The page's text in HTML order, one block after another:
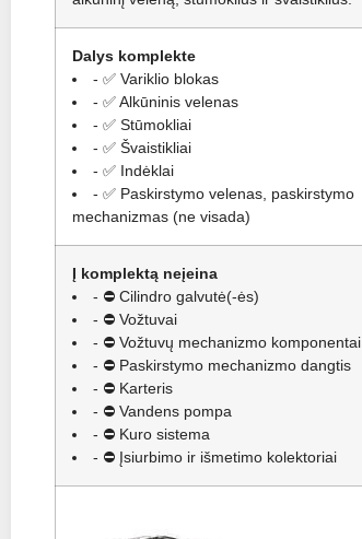
Dalys komplekte
- ✅ Variklio blokas
- ✅ Alkūninis velenas
- ✅ Stūmokliai
- ✅ Švaistikliai
- ✅ Indėklai
- ✅ Paskirstymo velenas, paskirstymo
mechanizmas (ne visada)
Į komplektą neįeina
- ⛔ Cilindro galvutė(-ės)
- ⛔ Vožtuvai
- ⛔ Vožtuvų mechanizmo komponentai
- ⛔ Paskirstymo mechanizmo dangtis
- ⛔ Karteris
- ⛔ Vandens pompa
- ⛔ Kuro sistema
- ⛔ Įsiurbimo ir išmetimo kolektoriai